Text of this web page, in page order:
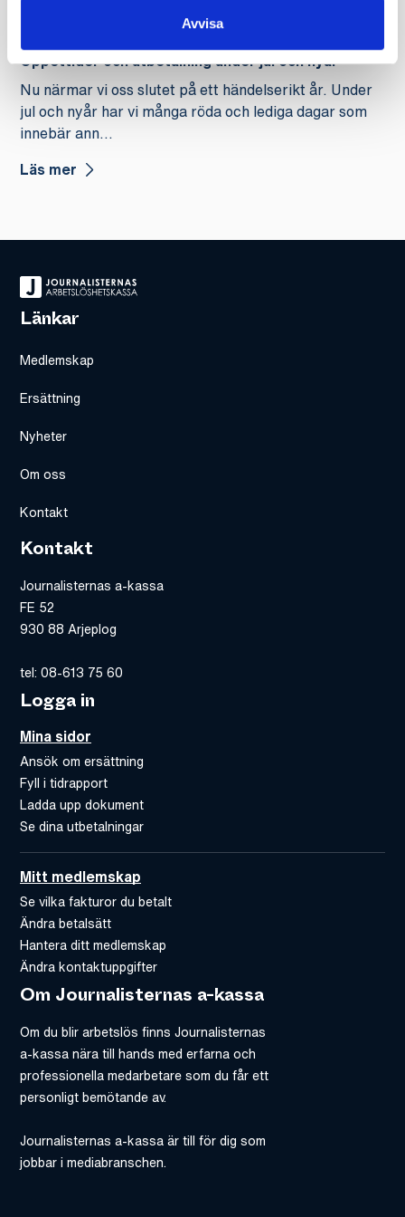
Avvisa
Öppettider och utbetalning under jul och nyår
Nu närmar vi oss slutet på ett händelserikt år. Under
jul och nyår har vi många röda och lediga dagar som
innebär ann...
Läs mer
Länkar
Medlemskap
Ersättning
Nyheter
Om oss
Kontakt
Kontakt
Journalisternas a-kassa
FE 52
930 88 Arjeplog
tel: 08-613 75 60
Logga in
Mina sidor
Ansök om ersättning
Fyll i tidrapport
Ladda upp dokument
Se dina utbetalningar
Mitt medlemskap
Se vilka fakturor du betalt
Ändra betalsätt
Hantera ditt medlemskap
Ändra kontaktuppgifter
Om Journalisternas a-kassa
Om du blir arbetslös finns Journalisternas
a-kassa nära till hands med erfarna och
professionella medarbetare som du får ett
personligt bemötande av.
Journalisternas a-kassa är till för dig som
jobbar i mediabranschen.